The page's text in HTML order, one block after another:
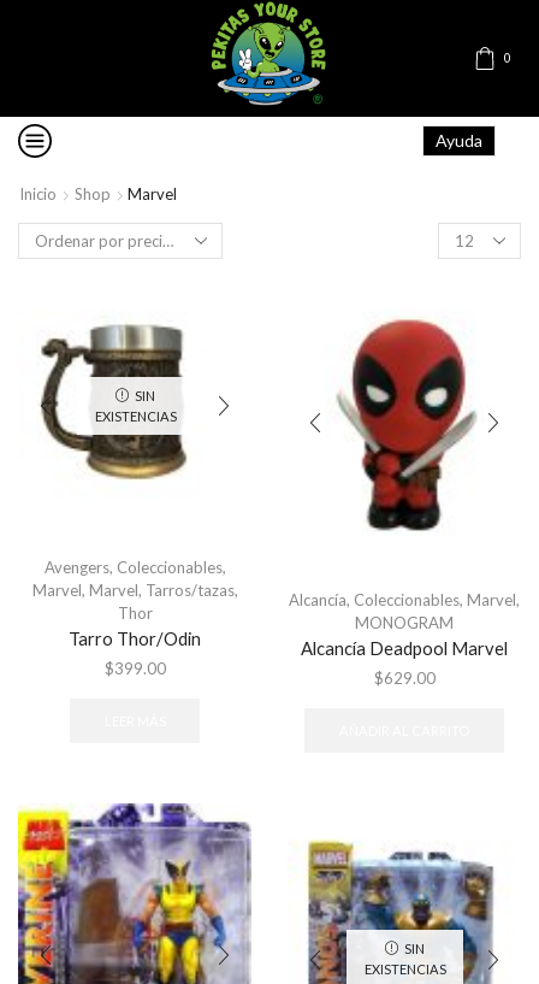
0
Ayuda
Inicio Shop
Marvel
Products
per
SIN
EXISTENCIAS
Avengers, Coleccionables,
Marvel, Marvel, Tarros/tazas,
Thor
Tarro Thor/Odin
$399.00
Alcancía, Coleccionables, Marvel,
MONOGRAM
Alcancía Deadpool Marvel
$629.00
SIN
EXISTENCIAS